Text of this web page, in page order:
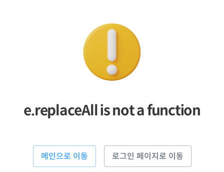
e.replaceAll is not a function
메인으로 이동 로그인 페이지로 이동